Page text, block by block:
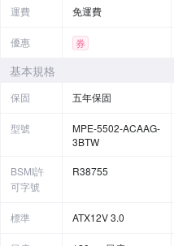
運費 免運費
優惠 券
基本規格
保固 五年保固
型號
MPE-5502-ACAAG-
3BTW
BSMI許
可字號
R38755
標準 ATX12V 3.0